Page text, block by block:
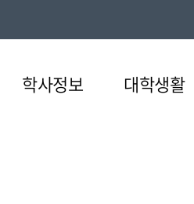
학사정보 대학생활